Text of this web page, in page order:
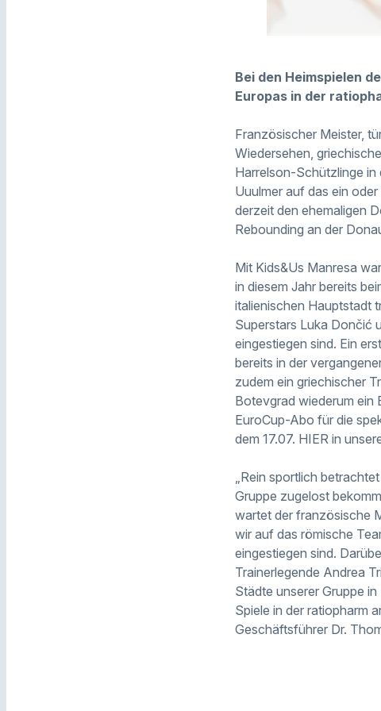
Bei den Heimspielen
Europas in der
Französischer Meister,
Wiedersehen,
Harrelson-Schützlinge in
Uuulmer auf das ein
derzeit den ehemaligen
Rebounding an der
Mit Kids&Us Manresa
in diesem Jahr bereits
italienischen Hauptstadt
Superstars Luka Dončić
eingestiegen sind. Ein
bereits in der
zudem ein griechischer
Botevgrad wiederum ein
EuroCup-Abo für die
dem 17.07. HIER in
„Rein sportlich
Gruppe zugelost
wartet der französische
wir auf das römische
eingestiegen sind.
Trainerlegende Andrea
Städte unserer Gruppe
Spiele in der ratiopharm
Geschäftsführer Dr.